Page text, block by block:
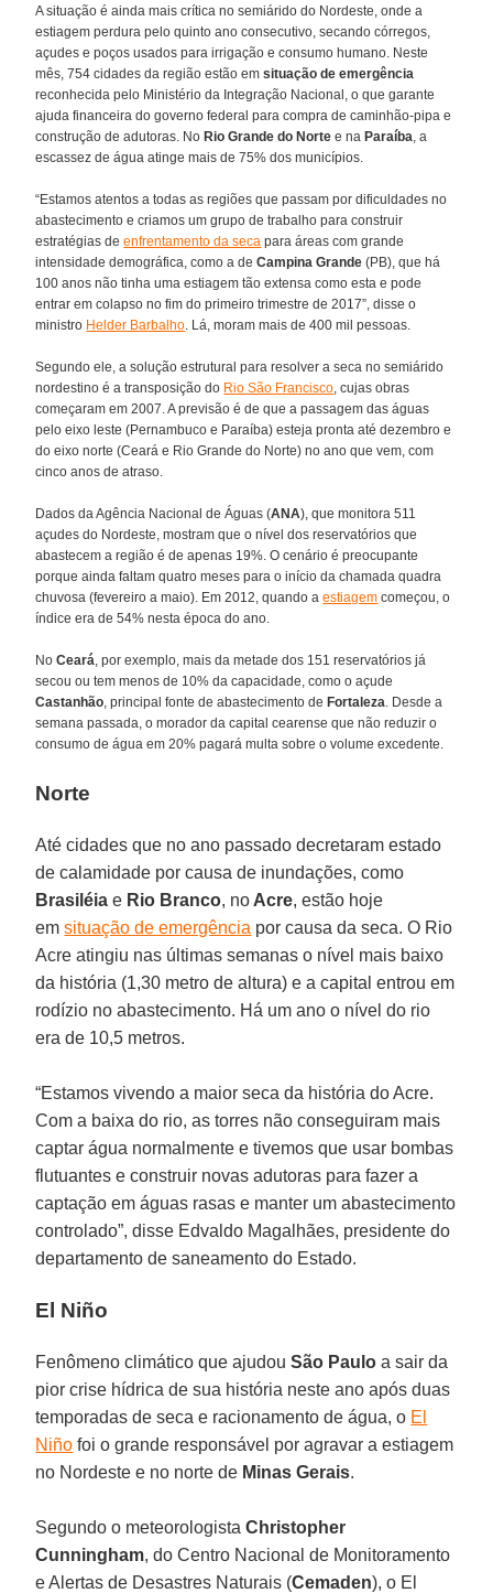
A situação é ainda mais crítica no semiárido do Nordeste, onde a
estiagem perdura pelo quinto ano consecutivo, secando córregos,
açudes e poços usados para irrigação e consumo humano. Neste
mês, 754 cidades da região estão em situação de emergência
reconhecida pelo Ministério da Integração Nacional, o que garante
ajuda financeira do governo federal para compra de caminhão-pipa e
construção de adutoras. NoRio Grande do Norte e naParaíba, a
escassez de água atinge mais de 75% dos municípios.
“Estamos atentos a todas as regiões que passam por dificuldades no
abastecimento e criamos um grupo de trabalho para construir
estratégias deenfrentamento da seca para áreas com grande
intensidade demográfica, como a deCampina Grande (PB), que há
100 anos não tinha uma estiagem tão extensa como esta e pode
entrar em colapso no fim do primeiro trimestre de 2017”, disse o
ministro Helder Barbalho. Lá, moram mais de 400 mil pessoas.
Segundo ele, a solução estrutural para resolver a seca no semiárido
nordestino é a transposição do Rio São Francisco, cujas obras
começaram em 2007. A previsão é de que a passagem das águas
pelo eixo leste (Pernambuco e Paraíba) esteja pronta até dezembro e
do eixo norte (Ceará e Rio Grande do Norte) no ano que vem, com
cinco anos de atraso.
Dados da Agência Nacional de Águas (ANA), que monitora 511
açudes do Nordeste, mostram que o nível dos reservatórios que
abastecem a região é de apenas 19%. O cenário é preocupante
porque ainda faltam quatro meses para o início da chamada quadra
chuvosa (fevereiro a maio). Em 2012, quando aestiagem começou, o
índice era de 54% nesta época do ano.
NoCeará, por exemplo, mais da metade dos 151 reservatórios já
secou ou tem menos de 10% da capacidade, como o açude
Castanhão, principal fonte de abastecimento deFortaleza. Desde a
semana passada, o morador da capital cearense que não reduzir o
consumo de água em 20% pagará multa sobre o volume excedente.
Norte
Até cidades que no ano passado decretaram estado
de calamidade por causa de inundações, como
Brasiléia e Rio Branco, no Acre, estão hoje
emsituação de emergência por causa da seca. O Rio
Acre atingiu nas últimas semanas o nível mais baixo
da história (1,30 metro de altura) e a capital entrou em
rodízio no abastecimento. Há um ano o nível do rio
era de 10,5 metros.
“Estamos vivendo a maior seca da história do Acre.
Com a baixa do rio, as torres não conseguiram mais
captar água normalmente e tivemos que usar bombas
flutuantes e construir novas adutoras para fazer a
captação em águas rasas e manter um abastecimento
controlado”, disse Edvaldo Magalhães, presidente do
departamento de saneamento do Estado.
El Niño
Fenômeno climático que ajudouSão Paulo a sair da
pior crise hídrica de sua história neste ano após duas
temporadas de seca e racionamento de água, o El
Niño foi o grande responsável por agravar a estiagem
no Nordeste e no norte de Minas Gerais.
Segundo o meteorologistaChristopher
Cunningham, do Centro Nacional de Monitoramento
e Alertas de Desastres Naturais (Cemaden), o El